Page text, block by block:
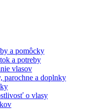
a pomôcky
a potreby
vlasov
parochne a doplnky
o vlasy